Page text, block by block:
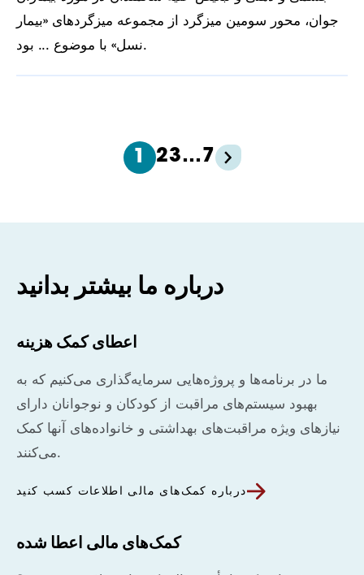
جوان، محور سومین میزگرد از مجموعه میزگردهای «بیمار
نسل» با موضوع ... بود.
1 23…7
درباره ما بیشتر بدانید
اعطای کمک هزینه
ما در برنامه‌ها و پروژه‌هایی سرمایه‌گذاری می‌کنیم که به
بهبود سیستم‌های مراقبت از کودکان و نوجوانان دارای
نیازهای ویژه مراقبت‌های بهداشتی و خانواده‌های آنها کمک
می‌کنند.
درباره کمک‌های مالی اطلاعات کسب کنید
کمک‌های مالی اعطا شده